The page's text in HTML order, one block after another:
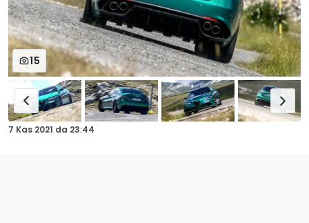
15
7 Kas 2021 da 23:44